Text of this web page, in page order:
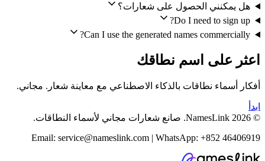
هل يمكنني الحصول على شعارات؟
Do I need to sign up?
Can I use the generated names commercially?
اعثر على اسم نطاقك
أفكار أسماء نطاقات بالذكاء الاصطناعي مع معاينة شعار. مجاني.
ابدأ
© 2026 NamesLink. صانع شعارات مجاني لأسماء النطاقات.
Email: service@nameslink.com | WhatsApp: +852 46406919